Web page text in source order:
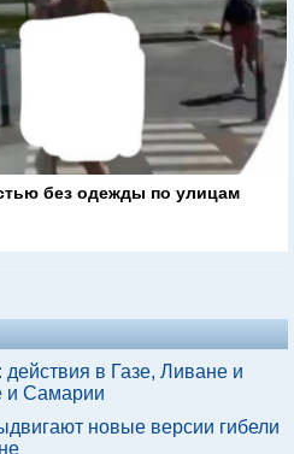
без одежды по улицам
в Газе, Ливане и
и Самарии
новые версии гибели